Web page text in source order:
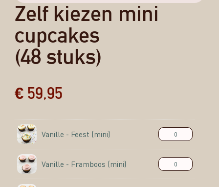
Zelf kiezen mini
cupcakes
(48 stuks)
€59,95
Vanille - Feest (mini)
Vanille - Framboos (mini)